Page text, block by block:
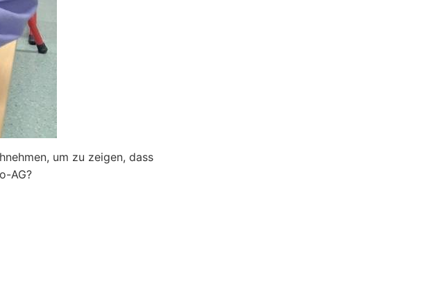
um zu zeigen, dass
AG?